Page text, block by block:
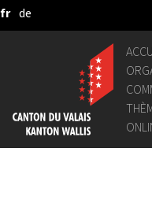
Saut au contenu principal
fr de